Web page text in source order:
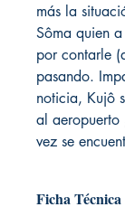
más la
Sôma quien
por contarle
pasando.
noticia, Kujô
al aeropuerto
vez se
Ficha Técnica